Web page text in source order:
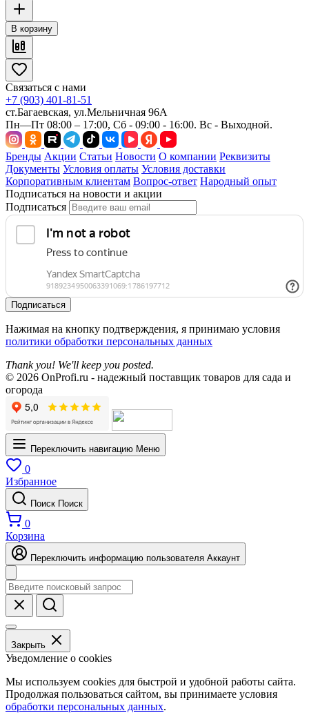
В корзину
Связаться с нами
+7 (903) 401-81-51
ст.Багаевская, ул.Мельничная 96А
Пн—Пт 08:00 – 17:00, Сб - 09:00 - 16:00. Вс - Выходной.
Бренды Акции Статьи Новости О компании Реквизиты
Документы Условия оплаты Условия доставки
Корпоративным клиентам Вопрос-ответ Народный опыт
Подписаться на новости и акции
Подписаться
Подписаться
Нажимая на кнопку подтверждения, я принимаю условия
политики обработки персональных данных
Thank you! We'll keep you posted.
© 2026 OnProfi.ru - надежный поставщик товаров для сада и
огорода
Переключить навигацию Меню
0
Избранное
Поиск Поиск
0
Корзина
Переключить информацию пользователя Аккаунт
Закрыть
Уведомление о cookies
Мы используем cookies для быстрой и удобной работы сайта.
Продолжая пользоваться сайтом, вы принимаете условия
обработки персональных данных.